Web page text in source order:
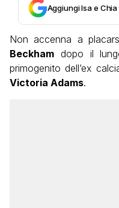
Aggiungi Isa e
Non accenna a
Beckham dopo il
primogenito dell’ex
Victoria Adams.